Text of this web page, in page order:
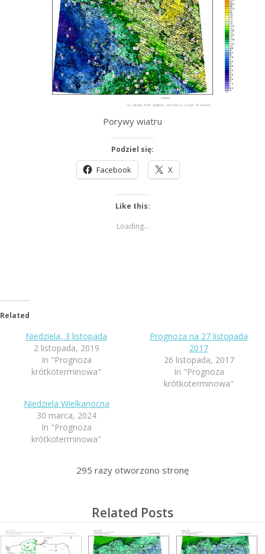
Porywy wiatru
Podziel się:
Facebook X
Like this:
Loading...
Related
Niedziela, 3 listopada
2 listopada, 2019
In "Prognoza
krótkoterminowa"
Prognoza na 27 listopada
2017
26 listopada, 2017
In "Prognoza
krótkoterminowa"
Niedziela Wielkanocna
30 marca, 2024
In "Prognoza
krótkoterminowa"
295 razy otworzono stronę
Related Posts